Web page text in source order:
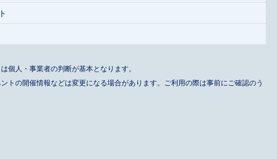
個人・事業者の判断が基本となります。
トの開催情報などは変更になる場合があります。ご利用の際は事前にご確認のう